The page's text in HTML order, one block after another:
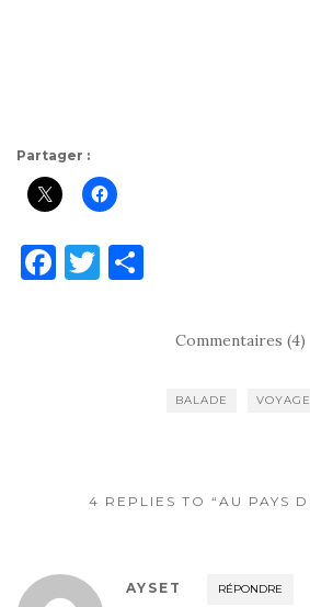
Partager :
F T
er
Commentaires (4)
BALADE VOYAGE
4 REPLIES TO “AU PAYS
AYSET RÉPONDRE